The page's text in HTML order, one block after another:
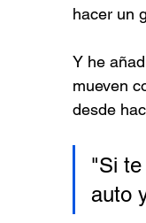
hacer un
Y he
mueven
desde
"Si
auto